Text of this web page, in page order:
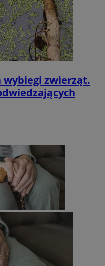
zwierząt.